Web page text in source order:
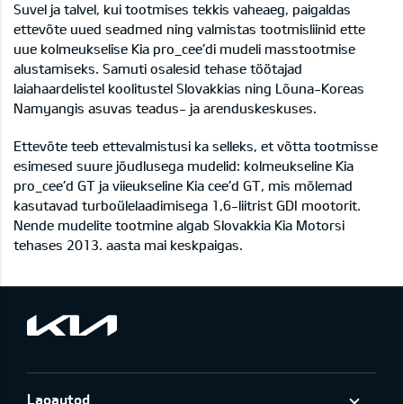
Suvel ja talvel, kui tootmises tekkis vaheaeg, paigaldas
ettevõte uued seadmed ning valmistas tootmisliinid ette
uue kolmeukselise Kia pro_cee’di mudeli masstootmise
alustamiseks. Samuti osalesid tehase töötajad
laiahaardelistel koolitustel Slovakkias ning Lõuna-Koreas
Namyangis asuvas teadus- ja arenduskeskuses.
Ettevõte teeb ettevalmistusi ka selleks, et võtta tootmisse
esimesed suure jõudlusega mudelid: kolmeukseline Kia
pro_cee’d GT ja viieukseline Kia cee’d GT, mis mõlemad
kasutavad turboülelaadimisega 1,6-liitrist GDI mootorit.
Nende mudelite tootmine algab Slovakkia Kia Motorsi
tehases 2013. aasta mai keskpaigas.
Laoautod